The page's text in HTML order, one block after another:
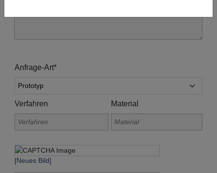
Anfrage-Art*
Verfahren Material
[Neues Bild]